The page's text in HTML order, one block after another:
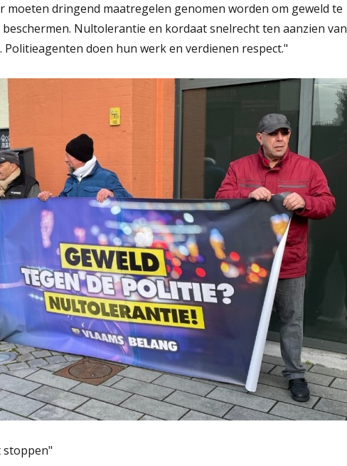
moeten dringend maatregelen genomen worden om geweld te
Nultolerantie en kordaat snelrecht ten aanzien van
doen hun werk en verdienen respect."
stoppen"